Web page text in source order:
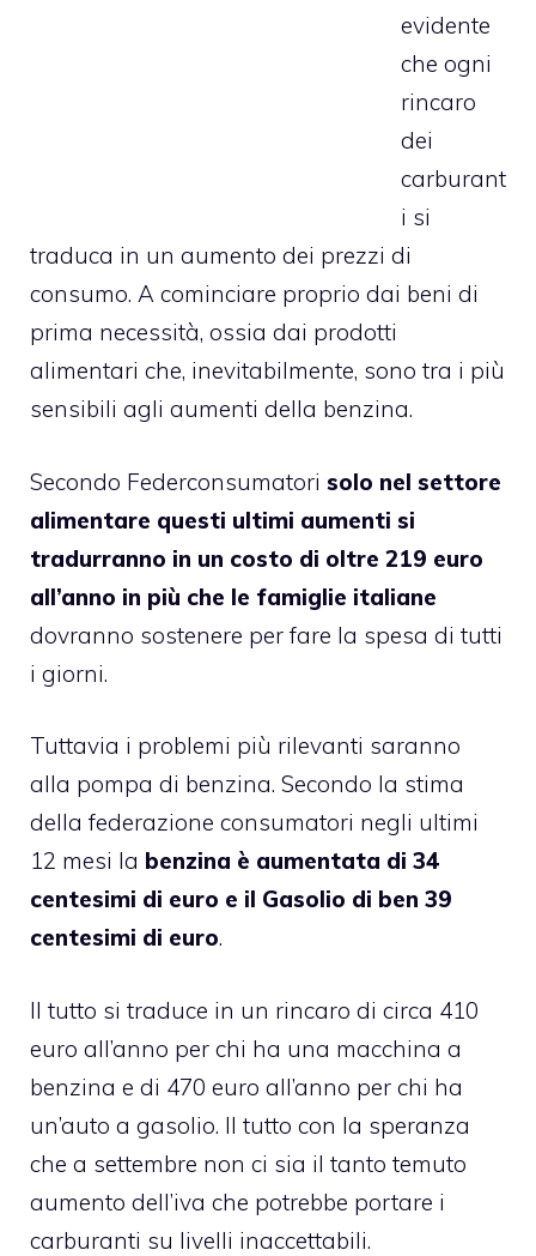
evidente
che ogni
rincaro
dei
carburant
i si
traduca in un aumento dei prezzi di
consumo. A cominciare proprio dai beni di
prima necessità, ossia dai prodotti
alimentari che, inevitabilmente, sono tra i più
sensibili agli aumenti della benzina.
Secondo Federconsumatori solo nel settore
alimentare questi ultimi aumenti si
tradurranno in un costo di oltre 219 euro
all’anno in più che le famiglie italiane
dovranno sostenere per fare la spesa di tutti
i giorni.
Tuttavia i problemi più rilevanti saranno
alla pompa di benzina. Secondo la stima
della federazione consumatori negli ultimi
12 mesi la benzina è aumentata di 34
centesimi di euro e il Gasolio di ben 39
centesimi di euro.
Il tutto si traduce in un rincaro di circa 410
euro all’anno per chi ha una macchina a
benzina e di 470 euro all’anno per chi ha
un’auto a gasolio. Il tutto con la speranza
che a settembre non ci sia il tanto temuto
aumento dell’iva che potrebbe portare i
carburanti su livelli inaccettabili.